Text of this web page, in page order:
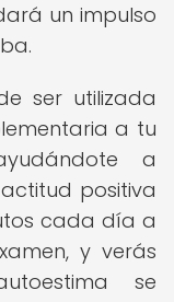
un impulso
ser utilizada
a tu
a
positiva
cada día a
y verás
se